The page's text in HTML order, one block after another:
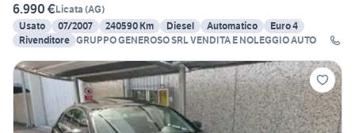
6.990 €Licata (AG)
Usato
07/2007 240590 Km Diesel Automatico
Euro 4
Rivenditore GRUPPO GENEROSO SRL VENDITA E NOLEGGIO AUTO